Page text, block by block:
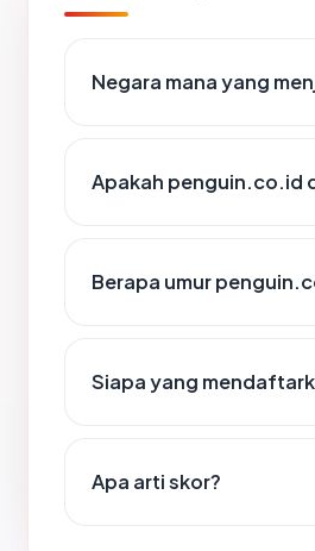
Negara mana yang
Apakah penguin.co.id
Berapa umur
Siapa yang
Apa arti skor?